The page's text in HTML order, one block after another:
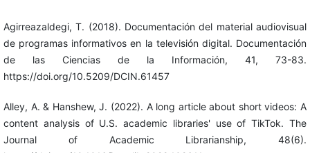
Agirreazaldegi, T. (2018). Documentación del material audiovisual
de programas informativos en la televisión digital. Documentación
de las Ciencias de la Información, 41, 73-83.
https://doi.org/10.5209/DCIN.61457
Alley, A. & Hanshew, J. (2022). A long article about short videos: A
content analysis of U.S. academic libraries' use of TikTok. The
Journal of Academic Librarianship, 48(6).